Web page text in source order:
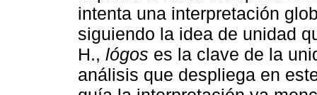
intenta una interpretación
siguiendo la idea de unidad
H., lógos es la clave de la
análisis que despliega en